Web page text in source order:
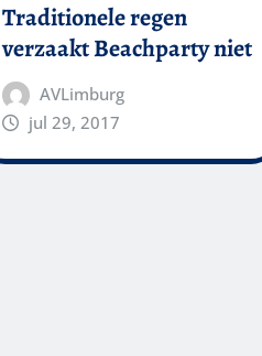
Traditionele regen
verzaakt Beachparty niet
AVLimburg
jul 29, 2017